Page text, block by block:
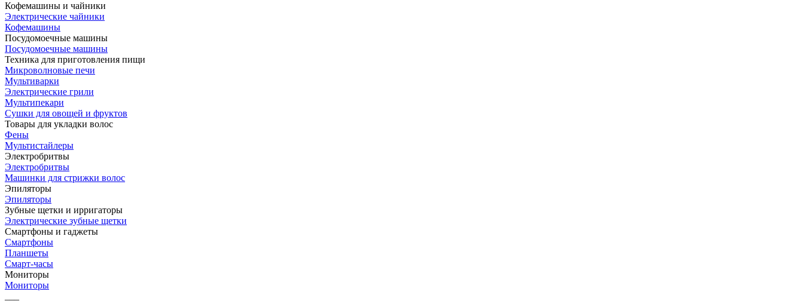
Кофемашины и чайники
Электрические чайники
Кофемашины
Посудомоечные машины
Посудомоечные машины
Техника для приготовления пищи
Микроволновые печи
Мультиварки
Электрические грили
Мультипекари
Сушки для овощей и фруктов
Товары для укладки волос
Фены
Мультистайлеры
Электробритвы
Электробритвы
Машинки для стрижки волос
Эпиляторы
Эпиляторы
Зубные щетки и ирригаторы
Электрические зубные щетки
Смартфоны и гаджеты
Смартфоны
Планшеты
Смарт-часы
Мониторы
Мониторы